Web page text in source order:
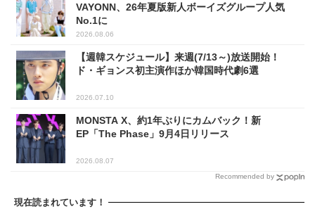
VAYONN、26年夏版新人ボーイズグループ人気
No.1に
2026.08.06
【週韓スケジュール】来週(7/13～)放送開始！
ド・ギョンス初主演作ほか韓国時代劇6選
2026.07.10
MONSTA X、約1年ぶりにカムバック！新
EP「The Phase」9月4日リリース
2026.08.07
Recommended by
現在読まれています！